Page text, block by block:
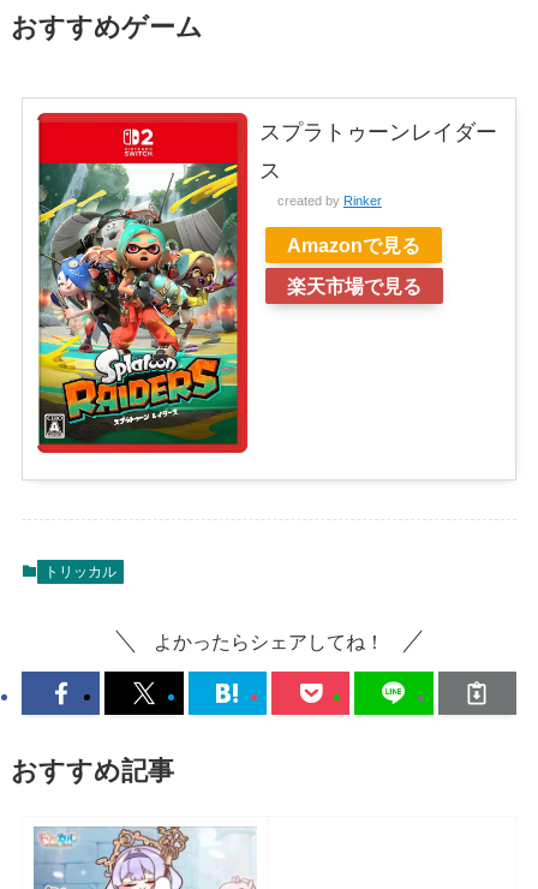
おすすめゲーム
スプラトゥーンレイダー
ス
created by Rinker
Amazonで見る
楽天市場で見る
トリッカル
よかったらシェアしてね！
おすすめ記事